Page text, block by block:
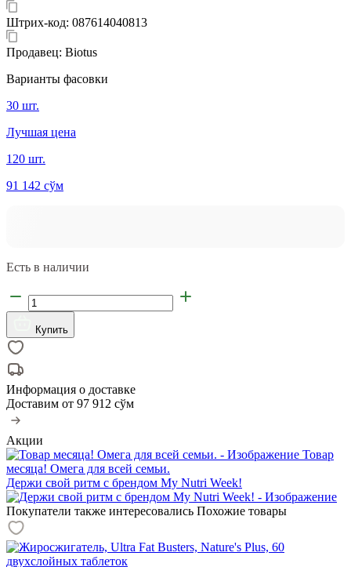
Штрих-код: 087614040813
Продавец: Biotus
Варианты фасовки
30 шт.
Лучшая цена
120 шт.
91 142 сўм
Есть в наличии
Купить
Информация о доставке
Доставим от 97 912 сўм
Акции
Товар
месяца! Омега для всей семьи.
Держи свой ритм с брендом My Nutri Week!
Покупатели также интересовались Похожие товары